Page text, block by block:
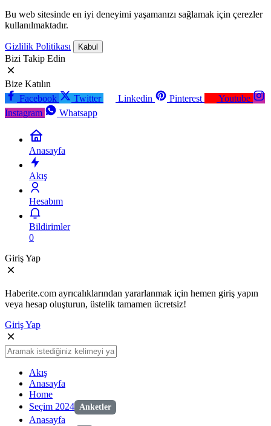
Bu web sitesinde en iyi deneyimi yaşamanızı sağlamak için çerezler
kullanılmaktadır.
Gizlilik Politikası Kabul
Bizi Takip Edin
Bize Katılın
Facebook
Twitter Linkedin Pinterest
Youtube
Instagram
Whatsapp
Anasayfa
Akış
Hesabım
Bildirimler
0
Giriş Yap
Haberite.com ayrıcalıklarından yararlanmak için hemen giriş yapın
veya hesap oluşturun, üstelik tamamen ücretsiz!
Giriş Yap
Akış
Anasayfa
Home
Seçim 2024 Anketler
Anasayfa